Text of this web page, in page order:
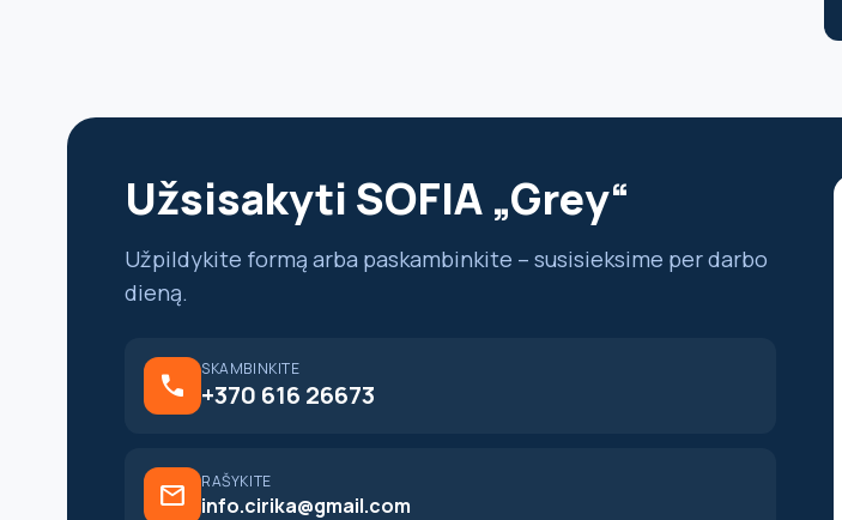
Užsisakyti SOFIA „Grey“
Užpildykite formą arba paskambinkite – susisieksime per darbo
dieną.
call
SKAMBINKITE
+370 616 26673
mail RAŠYKITE
info.cirika@gmail.com